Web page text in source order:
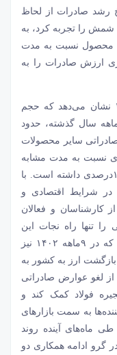
رشد صادرات از لحاظ
شمش را تجربه کرد، به
این محصول نسبت به مدت
۱۳۰میلیون دلاری ارزش صادرات را به
بررسی زنجیره فولاد تا پایان آذرماه ۱۴۰۲ نشان می‌دهد که حجم
کنسانتره و سنگ‌آهن نسبت به ۹ماهه سال گذشته، حدود
سایر محصولات
۹ماهه سال‌جاری نسبت به مدت مشابه
سال گذشته به ترتیب رشد ۳۴درصدی و ۱۵درصدی داشته‌‌‌ است. با
در شرایط اقتصادی و
کارشناسان و فعالان
را تنها راه نجات این
زنجیره می‌‌‌دانند و بررسی‌‌‌ها نشان می‌دهد که در ۹ماهه ۱۴۰۲ نیز
بازگشت ارز به کشور به
لغو عوارض صادراتی
فولاد کمک کند و
به سمت بازارهای
ماه‌‌‌های آینده روند
گرو ادامه همکاری دو